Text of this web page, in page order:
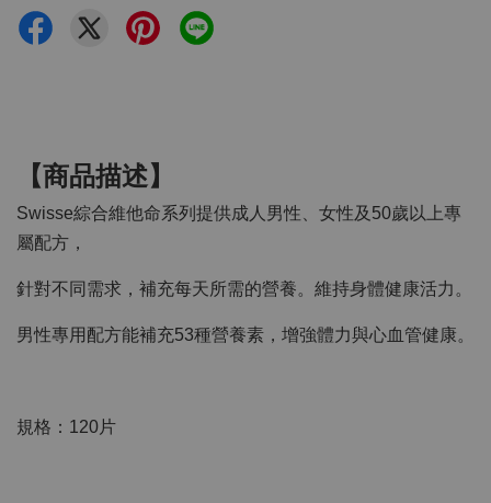
【商品描述】
Swisse綜合維他命系列提供成人男性、女性及50歲以上專
屬配方，
針對不同需求，補充每天所需的營養。維持身體健康活力。
男性專用配方能補充53種營養素，增強體力與心血管健康。
規格：120片